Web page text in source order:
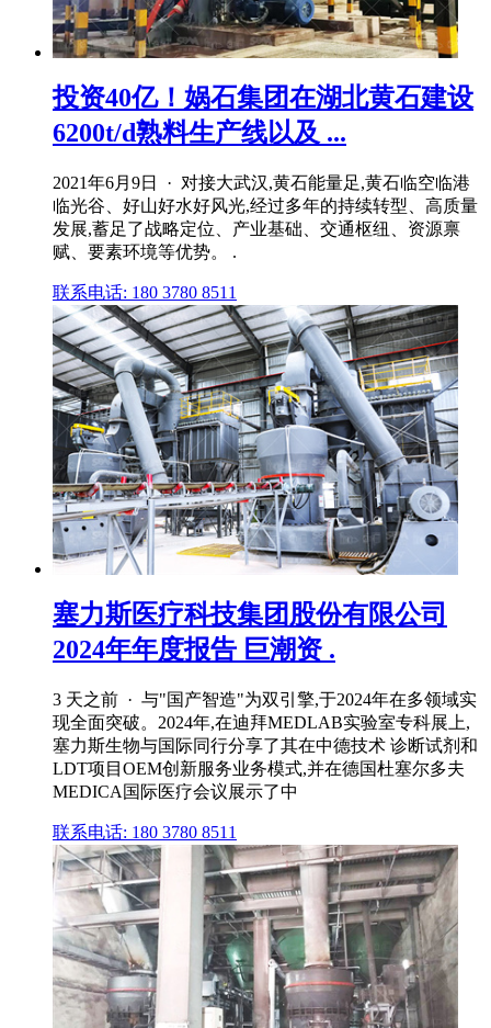
投资40亿！娲石集团在湖北黄石建设
6200t/d熟料生产线以及 ...
2021年6月9日 · 对接大武汉,黄石能量足,黄石临空临港
临光谷、好山好水好风光,经过多年的持续转型、高质量
发展,蓄足了战略定位、产业基础、交通枢纽、资源禀
赋、要素环境等优势。 .
联系电话: 180 3780 8511
塞力斯医疗科技集团股份有限公司
2024年年度报告 巨潮资 .
3 天之前 · 与"国产智造"为双引擎,于2024年在多领域实
现全面突破。2024年,在迪拜MEDLAB实验室专科展上,
塞力斯生物与国际同行分享了其在中德技术 诊断试剂和
LDT项目OEM创新服务业务模式,并在德国杜塞尔多夫
MEDICA国际医疗会议展示了中
联系电话: 180 3780 8511